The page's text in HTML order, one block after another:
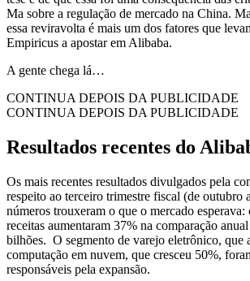
Ma sobre a regulação de mercado na China.
essa reviravolta é mais um dos fatores que
Empiricus a apostar em Alibaba.
A gente chega lá…
CONTINUA DEPOIS DA PUBLICIDADE
CONTINUA DEPOIS DA PUBLICIDADE
Resultados recentes do
Os mais recentes resultados divulgados pela
respeito ao terceiro trimestre fiscal (de outubro
números trouxeram o que o mercado esperava:
receitas aumentaram 37% na comparação
bilhões. O segmento de varejo eletrônico, que
computação em nuvem, que cresceu 50%,
responsáveis pela expansão.